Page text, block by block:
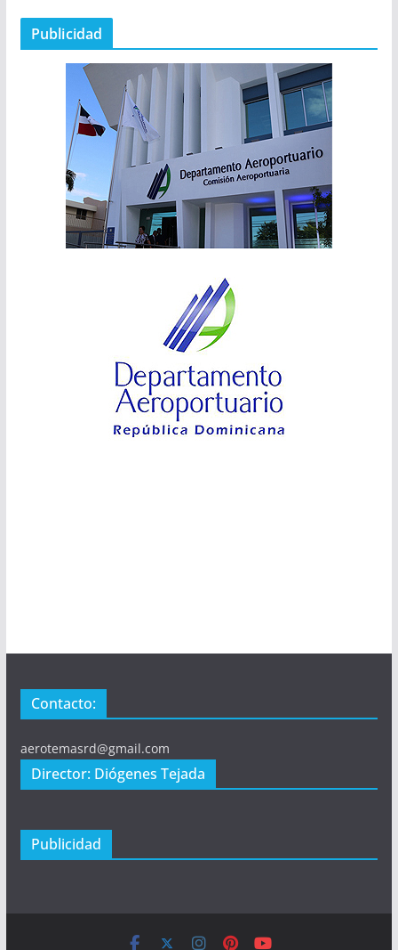
Publicidad
Contacto:
aerotemasrd@gmail.com
Director: Diógenes Tejada
Publicidad